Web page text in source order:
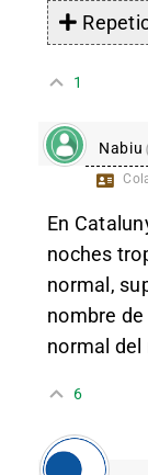
1
Nabiu
En
noches
normal,
nombre
normal del
6